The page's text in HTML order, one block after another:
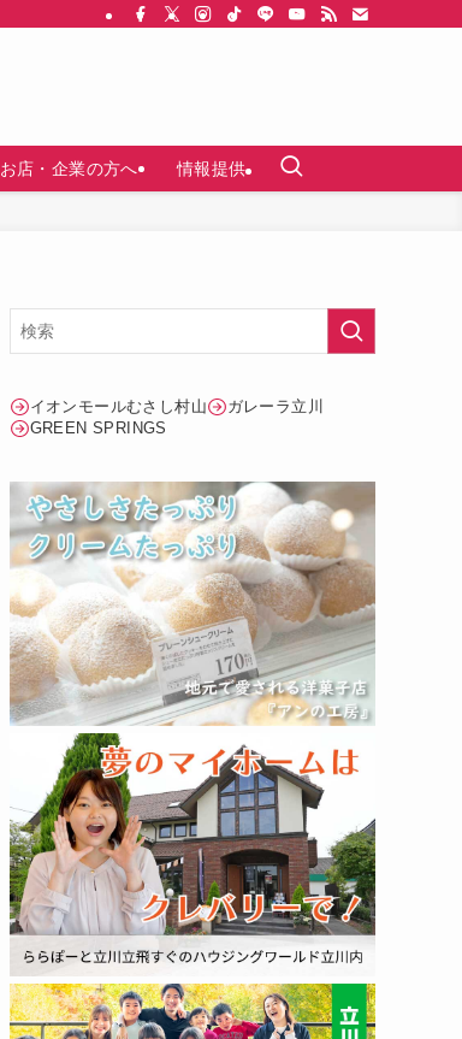
お店・企業の方へ 情報提供
イオンモールむさし村山
ガレーラ立川
GREEN SPRINGS